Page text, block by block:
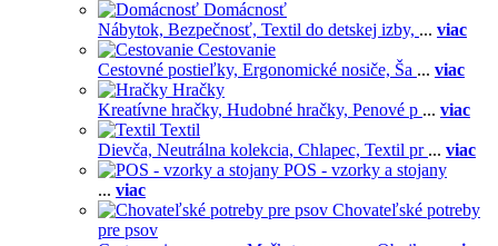
Domácnosť
Nábytok, Bezpečnosť, Textil do detskej izby, ... viac
Cestovanie
Cestovné postieľky, Ergonomické nosiče, Ša ... viac
Hračky
Kreatívne hračky, Hudobné hračky, Penové p ... viac
Textil
Dievča, Neutrálna kolekcia, Chlapec, Textil pr ... viac
POS - vzorky a stojany
... viac
Chovateľské potreby
pre psov